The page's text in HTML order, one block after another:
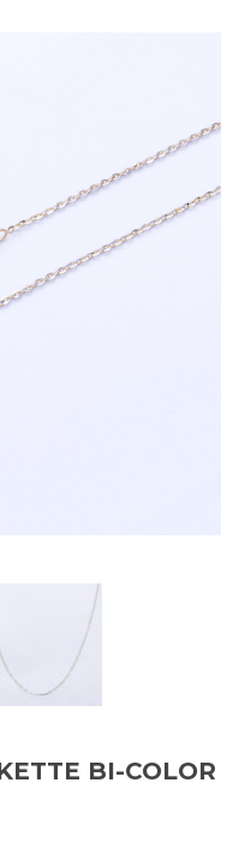
BI-COLOR